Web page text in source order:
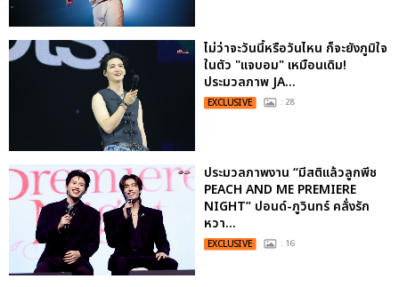
ไม่ว่าจะวันนี้หรือวันไหน ก็จะยังภูมิใจ
ในตัว "แจบอม" เหมือนเดิม!
ประมวลภาพ JA...
EXCLUSIVE : 28
ประมวลภาพงาน “มีสติแล้วลูกพีช
PEACH AND ME PREMIERE
NIGHT” ปอนด์-ภูวินทร์ คลั่งรัก
หวา...
EXCLUSIVE : 16